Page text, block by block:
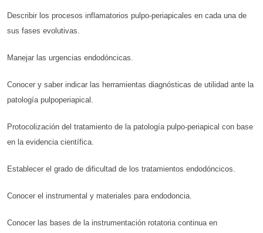
Describir los procesos inflamatorios pulpo-periapicales en cada una de
sus fases evolutivas.
Manejar las urgencias endodóncicas.
Conocer y saber indicar las herramientas diagnósticas de utilidad ante la
patología pulpoperiapical.
Protocolización del tratamiento de la patología pulpo-periapical con base
en la evidencia científica.
Establecer el grado de dificultad de los tratamientos endodóncicos.
Conocer el instrumental y materiales para endodoncia.
Conocer las bases de la instrumentación rotatoria continua en